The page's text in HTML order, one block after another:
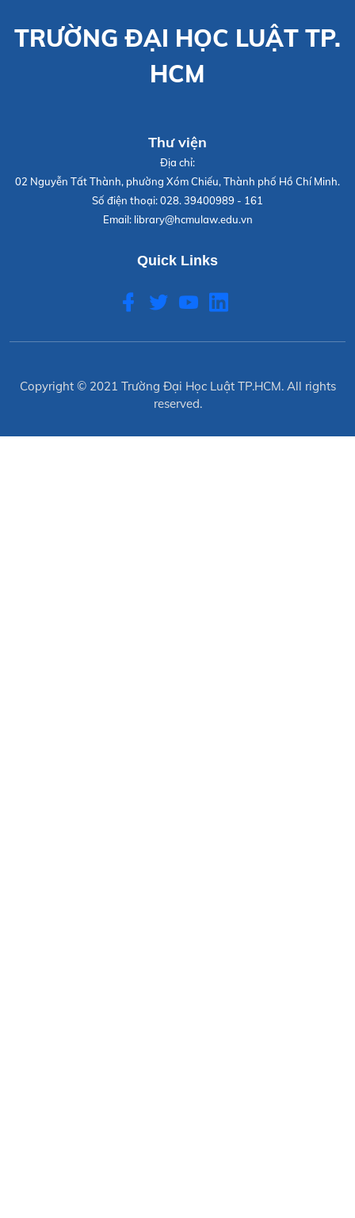
TRƯỜNG ĐẠI HỌC LUẬT TP.
HCM
Thư viện
Địa chỉ:
02 Nguyễn Tất Thành, phường Xóm Chiếu, Thành phố Hồ Chí Minh.
Số điện thoại:028. 39400989 - 161
Email: library@hcmulaw.edu.vn
Quick Links
Copyright © 2021 Trường Đại Học Luật TP.HCM. All rights
reserved.